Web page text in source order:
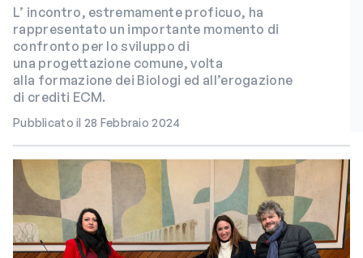
L’ incontro, estremamente proficuo, ha
rappresentato un importante momento di
confronto per lo sviluppo di
una progettazione comune, volta
alla formazione dei Biologi ed all’erogazione
di crediti ECM.
Pubblicato il 28 Febbraio 2024